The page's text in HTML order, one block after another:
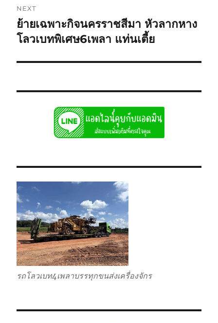
NEXT
Next
post:
ย้ายเฉพาะกิจนครราชสีมา หัวลากหาง
โลวเบทพิเศษ6เพลา แท่นเตี้ย
รถโลวเบท4เพลาบรรทุกขนส่งเครื่องจักร